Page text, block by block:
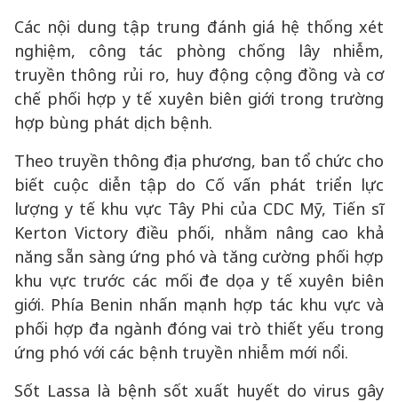
Các nội dung tập trung đánh giá hệ thống xét
nghiệm, công tác phòng chống lây nhiễm,
truyền thông rủi ro, huy động cộng đồng và cơ
chế phối hợp y tế xuyên biên giới trong trường
hợp bùng phát dịch bệnh.
Theo truyền thông địa phương, ban tổ chức cho
biết cuộc diễn tập do Cố vấn phát triển lực
lượng y tế khu vực Tây Phi của CDC Mỹ, Tiến sĩ
Kerton Victory điều phối, nhằm nâng cao khả
năng sẵn sàng ứng phó và tăng cường phối hợp
khu vực trước các mối đe dọa y tế xuyên biên
giới. Phía Benin nhấn mạnh hợp tác khu vực và
phối hợp đa ngành đóng vai trò thiết yếu trong
ứng phó với các bệnh truyền nhiễm mới nổi.
Sốt Lassa là bệnh sốt xuất huyết do virus gây